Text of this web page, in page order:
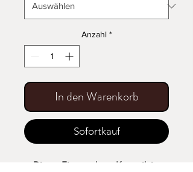
Anzahl *
In den Warenkorb
Sofortkauf
Dieses Eierregal aus Keramik ist